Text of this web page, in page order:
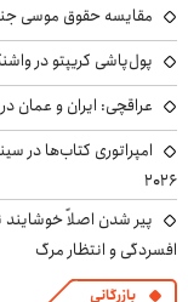
مقایسه حقوق موسی
پول‌پاشی کریپتو در
عراقچی: ایران و عمان
امپراتوری کتاب‌ها در
۲۰۲۶
پیر شدن اصلاً
افسردگی و انتظار مرگ
بازرگانی